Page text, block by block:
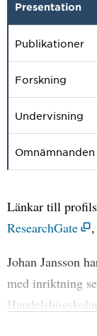
Presentation
Publikationer
Forskning
Undervisning
Omnämnanden
Länkar till
ResearchGate
,
Johan Jansson
med inriktning